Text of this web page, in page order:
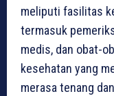
meliputi fasilitas
termasuk
medis, dan obat-
kesehatan yang
merasa tenang